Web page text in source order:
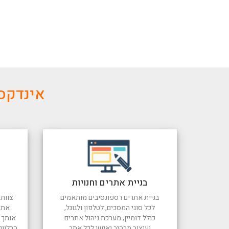
את
אותך
בניית אתרים וחנויות
בניית אתרים רספונסיבים מותאמים
לכל סוגי המסכים, לטלפון ולגוגל,
כולל דומיין, מערכת ניהול אתרים